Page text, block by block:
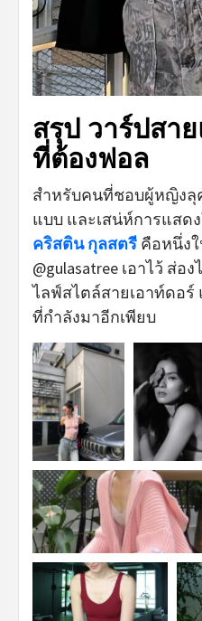
สรุป วาร์ปสา
ที่ต้องฟอล
สำหรับคนที่ชอบผู้หญิงลุ
แบบ และเสน่ห์การแสด
คริสติน กุลสตรี คือหนึ่ง
@gulasatree เอาไว้ ส่
ไลฟ์สไตล์สายเอาท์ดอร์
ที่กำลังมาอีกเพียบ